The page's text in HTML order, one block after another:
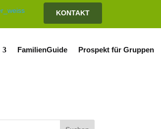
KONTAKT
FamilienGuide
Prospekt für Gruppen